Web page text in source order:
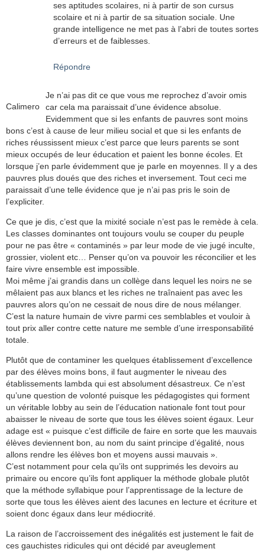
ses aptitudes scolaires, ni à partir de son cursus
scolaire et ni à partir de sa situation sociale. Une
grande intelligence ne met pas à l’abri de toutes sortes
d’erreurs et de faiblesses.
Répondre
Calimero
Je n’ai pas dit ce que vous me reprochez d’avoir omis
car cela ma paraissait d’une évidence absolue.
Evidemment que si les enfants de pauvres sont moins
bons c’est à cause de leur milieu social et que si les enfants de
riches réussissent mieux c’est parce que leurs parents se sont
mieux occupés de leur éducation et paient les bonne écoles. Et
lorsque j’en parle évidemment que je parle en moyennes. Il y a des
pauvres plus doués que des riches et inversement. Tout ceci me
paraissait d’une telle évidence que je n’ai pas pris le soin de
l’expliciter.
Ce que je dis, c’est que la mixité sociale n’est pas le remède à cela.
Les classes dominantes ont toujours voulu se couper du peuple
pour ne pas être « contaminés » par leur mode de vie jugé inculte,
grossier, violent etc… Penser qu’on va pouvoir les réconcilier et les
faire vivre ensemble est impossible.
Moi même j’ai grandis dans un collège dans lequel les noirs ne se
mêlaient pas aux blancs et les riches ne traînaient pas avec les
pauvres alors qu’on ne cessait de nous dire de nous mélanger.
C’est la nature humain de vivre parmi ces semblables et vouloir à
tout prix aller contre cette nature me semble d’une irresponsabilité
totale.
Plutôt que de contaminer les quelques établissement d’excellence
par des élèves moins bons, il faut augmenter le niveau des
établissements lambda qui est absolument désastreux. Ce n’est
qu’une question de volonté puisque les pédagogistes qui forment
un véritable lobby au sein de l’éducation nationale font tout pour
abaisser le niveau de sorte que tous les élèves soient égaux. Leur
adage est « puisque c’est difficile de faire en sorte que les mauvais
élèves deviennent bon, au nom du saint principe d’égalité, nous
allons rendre les élèves bon et moyens aussi mauvais ».
C’est notamment pour cela qu’ils ont supprimés les devoirs au
primaire ou encore qu’ils font appliquer la méthode globale plutôt
que la méthode syllabique pour l’apprentissage de la lecture de
sorte que tous les élèves aient des lacunes en lecture et écriture et
soient donc égaux dans leur médiocrité.
La raison de l’accroissement des inégalités est justement le fait de
ces gauchistes ridicules qui ont décidé par aveuglement